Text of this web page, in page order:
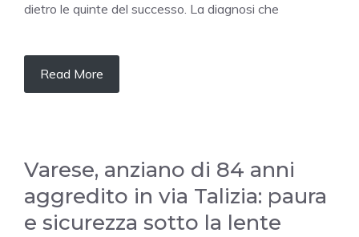
dietro le quinte del successo. La diagnosi che
Read More
Varese, anziano di 84 anni
aggredito in via Talizia: paura
e sicurezza sotto la lente